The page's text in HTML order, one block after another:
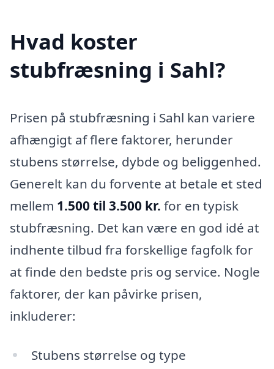
Hvad koster
stubfræsning i Sahl?
Prisen på stubfræsning i Sahl kan variere
afhængigt af flere faktorer, herunder
stubens størrelse, dybde og beliggenhed.
Generelt kan du forvente at betale et sted
mellem 1.500 til 3.500 kr. for en typisk
stubfræsning. Det kan være en god idé at
indhente tilbud fra forskellige fagfolk for
at finde den bedste pris og service. Nogle
faktorer, der kan påvirke prisen,
inkluderer:
Stubens størrelse og type